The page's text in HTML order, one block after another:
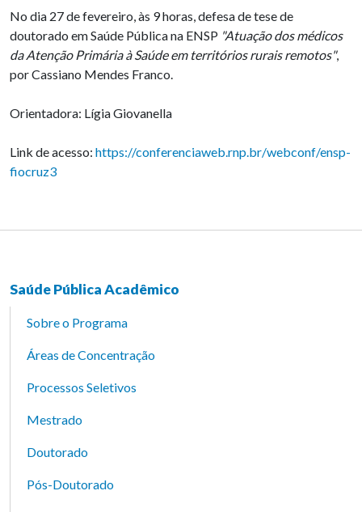
No dia 27 de fevereiro, às 9 horas, defesa de tese de
doutorado em Saúde Pública na ENSP "Atuação dos médicos
da Atenção Primária à Saúde em territórios rurais remotos",
por Cassiano Mendes Franco.
Orientadora: Lígia Giovanella
Link de acesso: https://conferenciaweb.rnp.br/webconf/ensp-
fiocruz3
Saúde Pública Acadêmico
Sobre o Programa
Áreas de Concentração
Processos Seletivos
Mestrado
Doutorado
Pós-Doutorado